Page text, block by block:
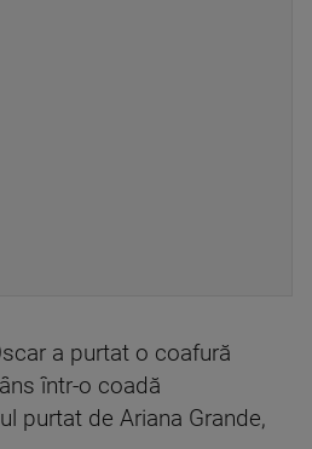
a purtat o coafură
într-o coadă
purtat de Ariana Grande,